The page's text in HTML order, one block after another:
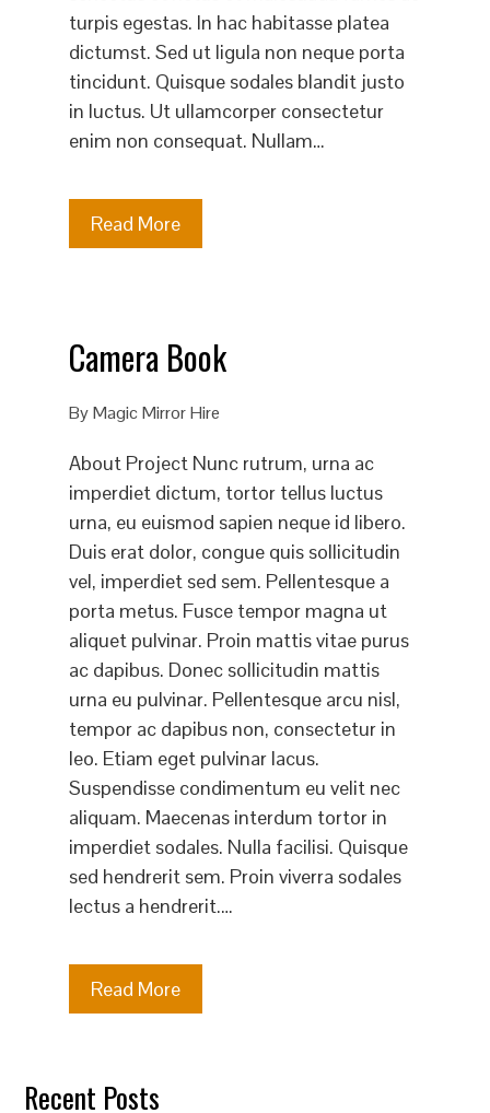
turpis egestas. In hac habitasse platea
dictumst. Sed ut ligula non neque porta
tincidunt. Quisque sodales blandit justo
in luctus. Ut ullamcorper consectetur
enim non consequat. Nullam…
Read More
Camera Book
ByMagic Mirror Hire
About Project Nunc rutrum, urna ac
imperdiet dictum, tortor tellus luctus
urna, eu euismod sapien neque id libero.
Duis erat dolor, congue quis sollicitudin
vel, imperdiet sed sem. Pellentesque a
porta metus. Fusce tempor magna ut
aliquet pulvinar. Proin mattis vitae purus
ac dapibus. Donec sollicitudin mattis
urna eu pulvinar. Pellentesque arcu nisl,
tempor ac dapibus non, consectetur in
leo. Etiam eget pulvinar lacus.
Suspendisse condimentum eu velit nec
aliquam. Maecenas interdum tortor in
imperdiet sodales. Nulla facilisi. Quisque
sed hendrerit sem. Proin viverra sodales
lectus a hendrerit.…
Read More
Recent Posts